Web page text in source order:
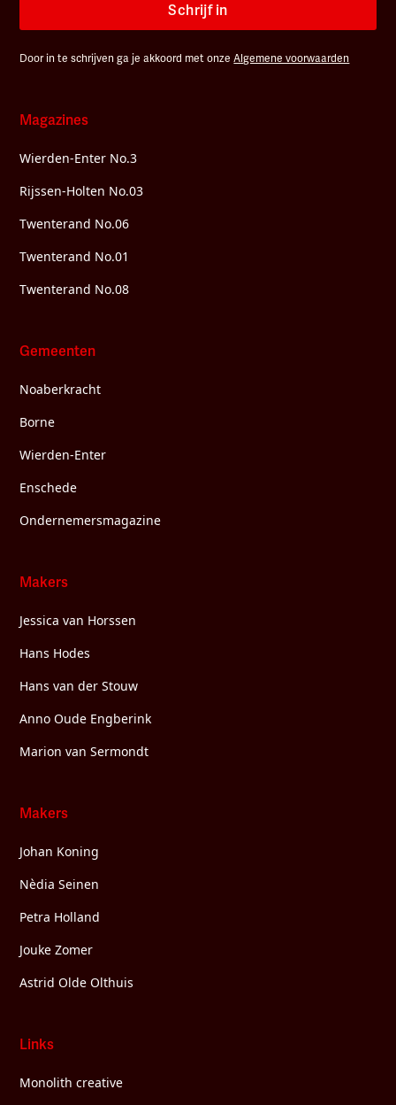
Schrijf in
Door in te schrijven ga je akkoord met onzeAlgemene voorwaarden
Magazines
Wierden-Enter No.3
Rijssen-Holten No.03
Twenterand No.06
Twenterand No.01
Twenterand No.08
Gemeenten
Noaberkracht
Borne
Wierden-Enter
Enschede
Ondernemersmagazine
Makers
Jessica van Horssen
Hans Hodes
Hans van der Stouw
Anno Oude Engberink
Marion van Sermondt
Makers
Johan Koning
Nèdia Seinen
Petra Holland
Jouke Zomer
Astrid Olde Olthuis
Links
Monolith creative